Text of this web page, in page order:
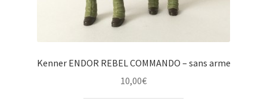
Kenner ENDOR REBEL COMMANDO – sans arme
10,00€